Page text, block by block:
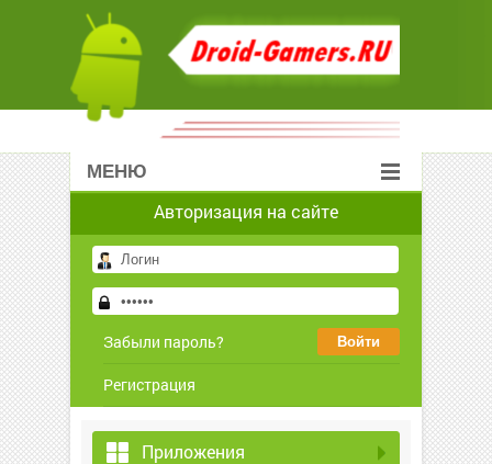
МЕНЮ
Авторизация на сайте
Забыли пароль?
Регистрация
Приложения